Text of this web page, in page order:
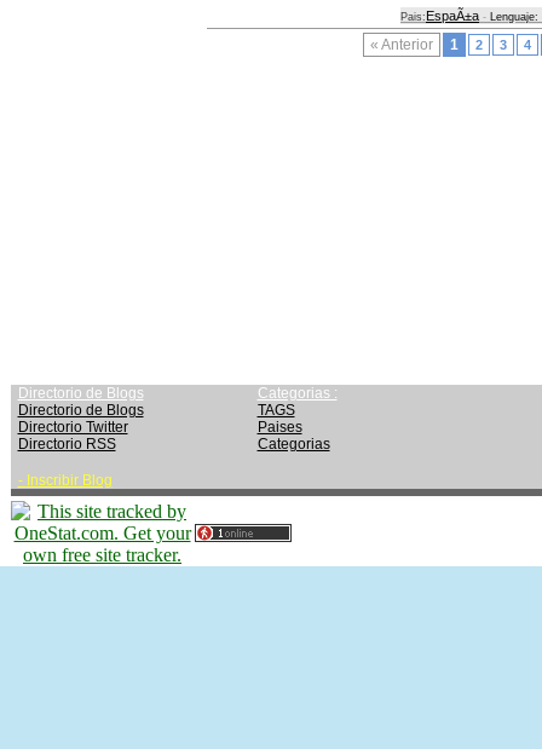
Pais: EspaÃ±a - Lenguaje:
« Anterior 1 2 3 4
Directorio de Blogs
Directorio de Blogs
Directorio Twitter
Directorio RSS
- Inscribir Blog
Categorias :
TAGS
Paises
Categorias